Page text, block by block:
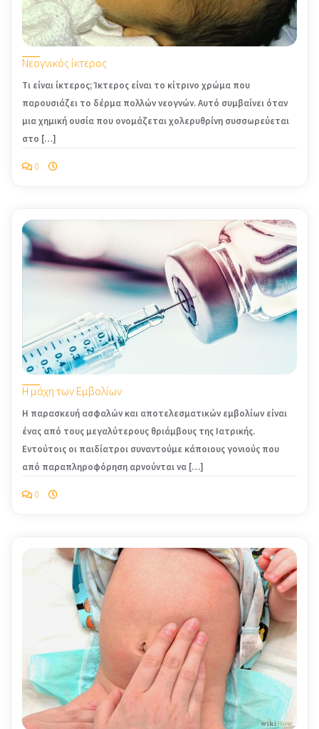
Νεογνικός ίκτερος
Τι είναι ίκτερος; Ίκτερος είναι το κίτρινο χρώμα που
παρουσιάζει το δέρμα πολλών νεογνών. Αυτό συμβαίνει όταν
μια χημική ουσία που ονομάζεται χολερυθρίνη συσσωρεύεται
στο […]
0
Η μάχη των Εμβολίων
Η παρασκευή ασφαλών και αποτελεσματικών εμβολίων είναι
ένας από τους μεγαλύτερους θριάμβους της Ιατρικής.
Εντούτοις οι παιδίατροι συναντούμε κάποιους γονιούς που
από παραπληροφόρηση αρνούνται να […]
0